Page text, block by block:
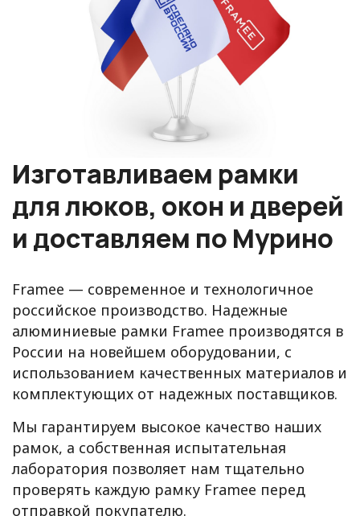
Изготавливаем рамки
для люков, окон и дверей
и доставляем по Мурино
Framee — современное и технологичное
российское производство. Надежные
алюминиевые рамки Framee производятся в
России на новейшем оборудовании, с
использованием качественных материалов и
комплектующих от надежных поставщиков.
Мы гарантируем высокое качество наших
рамок, а собственная испытательная
лаборатория позволяет нам тщательно
проверять каждую рамку Framee перед
отправкой покупателю.